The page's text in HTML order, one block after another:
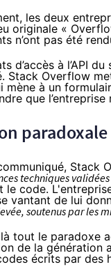
les deux
originale «
n’ont pas été
d’accès à l’API
Stack Overflow
mène à un
que
paradoxale
Stack
techniques
le code.
vantant de lui
soutenus par les
tout le paradoxe
de la génération
écrits par des